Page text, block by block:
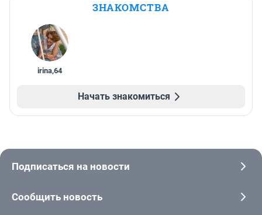
ЗНАКОМСТВА
irina,64
Начать знакомиться
Подписаться на новости
Сообщить новость